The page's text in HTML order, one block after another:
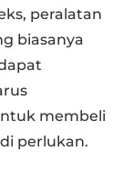
peralatan
biasanya
membeli
perlukan.